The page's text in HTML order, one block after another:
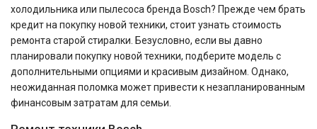
холодильника или пылесоса бренда Bosch? Прежде чем брать
кредит на покупку новой техники, стоит узнать стоимость
ремонта старой стиралки. Безусловно, если вы давно
планировали покупку новой техники, подберите модель с
дополнительными опциями и красивым дизайном. Однако,
неожиданная поломка может привести к незапланированным
финансовым затратам для семьи.